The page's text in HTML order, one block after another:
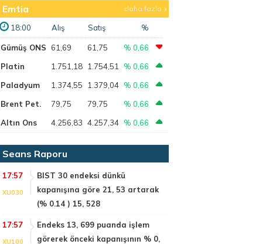
Emtia daha fazla
18:00 Alış Satış %
Gümüş ONS 61,69 61,75
% 0,66
Platin
1.751,18 1.754,51
% 0,66
Paladyum
1.374,55 1.379,04 % 0,66
Brent Pet.
79,75 79,75
% 0,66
Altın Ons
4.256,83 4.257,34 % 0,66
Seans Raporu
17:57
XU030
BIST 30 endeksi dünkü
kapanışına göre 21, 53 artarak
(% 0.14 ) 15, 528
17:57
XU100
Endeks 13, 699 puanda işlem
görerek önceki kapanışının % 0,